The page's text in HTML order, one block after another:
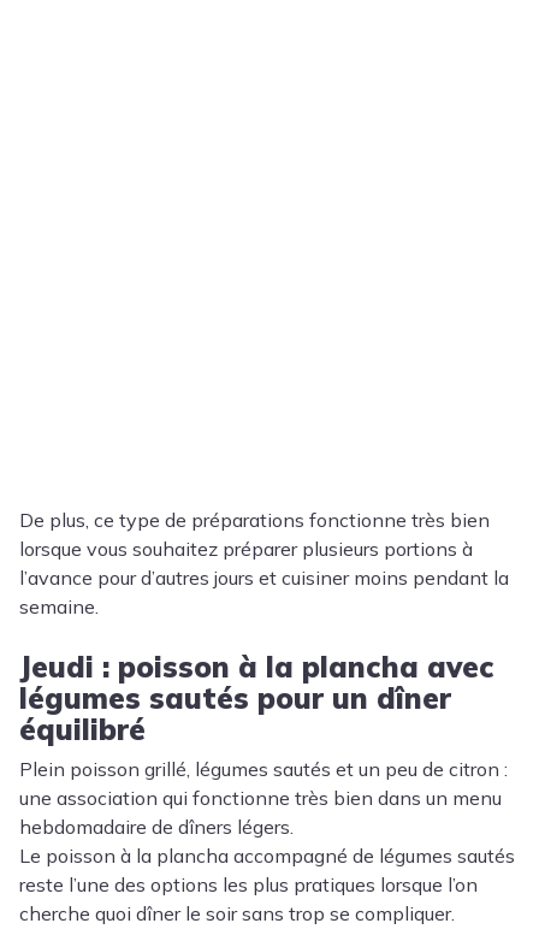
De plus, ce type de préparations fonctionne très bien
lorsque vous souhaitez préparer plusieurs portions à
l’avance pour d’autres jours et cuisiner moins pendant la
semaine.
Jeudi : poisson à la plancha avec
légumes sautés pour un dîner
équilibré
Plein poisson grillé, légumes sautés et un peu de citron :
une association qui fonctionne très bien dans un menu
hebdomadaire de dîners légers.
Le poisson à la plancha accompagné de légumes sautés
reste l’une des options les plus pratiques lorsque l’on
cherche quoi dîner le soir sans trop se compliquer.